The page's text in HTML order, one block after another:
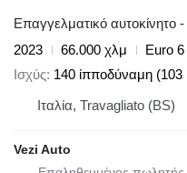
Επαγγελματικό
2023
66.000 χλμ
Euro 6
Ισχύς 140 ίπποδύναμη (103
Ιταλία, Travagliato (BS)
Vezi Auto